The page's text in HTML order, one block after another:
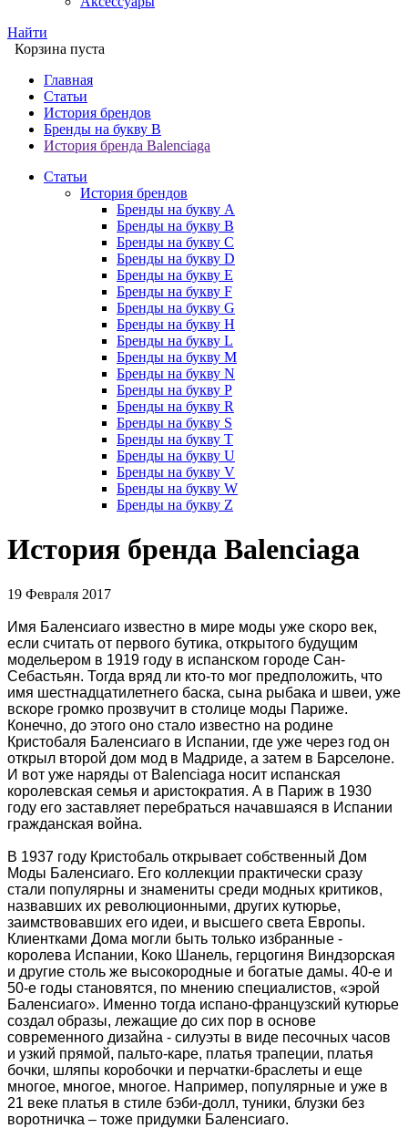
Найти
Корзина пуста
Главная
Статьи
История брендов
Бренды на букву B
История бренда Balenciaga
Статьи
История брендов
Бренды на букву A
Бренды на букву B
Бренды на букву C
Бренды на букву D
Бренды на букву E
Бренды на букву F
Бренды на букву G
Бренды на букву H
Бренды на букву L
Бренды на букву M
Бренды на букву N
Бренды на букву P
Бренды на букву R
Бренды на букву S
Бренды на букву T
Бренды на букву U
Бренды на букву V
Бренды на букву W
Бренды на букву Z
История бренда Balenciaga
19 Февраля 2017
Имя Баленсиаго известно в мире моды уже скоро век,
если считать от первого бутика, открытого будущим
модельером в 1919 году в испанском городе Сан-
Себастьян. Тогда вряд ли кто-то мог предположить, что
имя шестнадцатилетнего баска, сына рыбака и швеи, уже
вскоре громко прозвучит в столице моды Париже.
Конечно, до этого оно стало известно на родине
Кристобаля Баленсиаго в Испании, где уже через год он
открыл второй дом мод в Мадриде, а затем в Барселоне.
И вот уже наряды от Balenciaga носит испанская
королевская семья и аристократия. А в Париж в 1930
году его заставляет перебраться начавшаяся в Испании
гражданская война.
В 1937 году Кристобаль открывает собственный Дом
Моды Баленсиаго. Его коллекции практически сразу
стали популярны и знамениты среди модных критиков,
назвавших их революционными, других кутюрье,
заимствовавших его идеи, и высшего света Европы.
Клиентками Дома могли быть только избранные -
королева Испании, Коко Шанель, герцогиня Виндзорская
и другие столь же высокородные и богатые дамы. 40-е и
50-е годы становятся, по мнению специалистов, «эрой
Баленсиаго». Именно тогда испано-французский кутюрье
создал образы, лежащие до сих пор в основе
современного дизайна - силуэты в виде песочных часов
и узкий прямой, пальто-каре, платья трапеции, платья
бочки, шляпы коробочки и перчатки-браслеты и еще
многое, многое, многое. Например, популярные и уже в
21 веке платья в стиле бэби-долл, туники, блузки без
воротничка – тоже придумки Баленсиаго.